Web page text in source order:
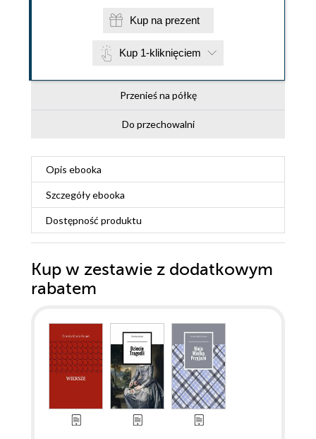
Kup na prezent
Kup 1-kliknięciem
Przenieś na półkę
Do przechowalni
Opis ebooka
Szczegółyebooka
Dostępność produktu
Kup w zestawie z dodatkowym
rabatem